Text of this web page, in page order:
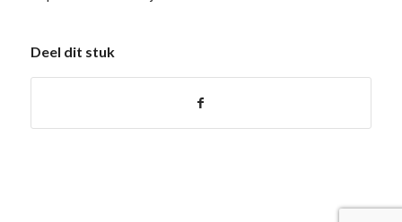
Deel dit stuk